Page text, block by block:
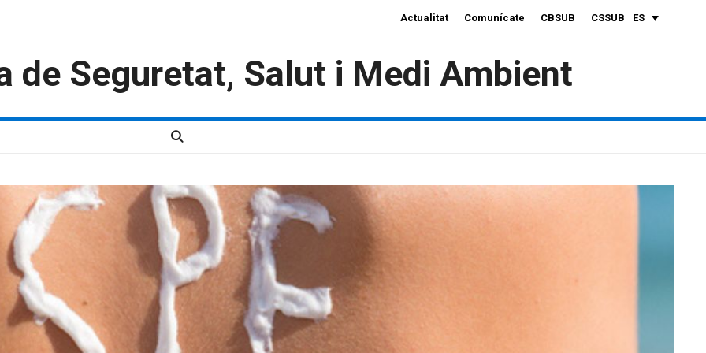
ES
Actualitat Comunícate CBSUB CSSUB
de Seguretat, Salut i Medi Ambient